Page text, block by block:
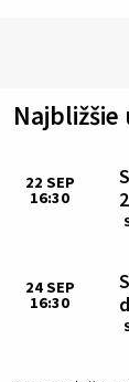
Čas:
22 SEP
16:30
Čas:
24SEP
16:30